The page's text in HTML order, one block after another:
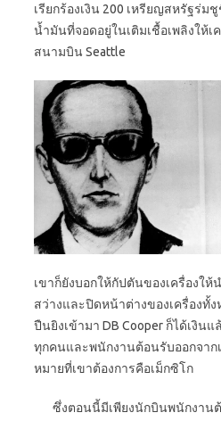
เรียกร้องเงิน 200 เหรียญสหรัฐร่ม
น้ำมันที่จอดอยู่ในเติมเชื้อเพลิงให้เ
สนามบิน Seattle
เขาก็ยังบอกให้กัปตันของเครื่องให้
สว่างและปิดหน้าต่างของเครื่องทั้
ปืนยิงเข้ามา DB Cooper ก็ได้เงิน
ทุกคนและพนักงานต้อนรับออกจาก
หมายที่เขาต้องการคือเม็กซิโก
ซึ่งตอนนี้มีเพียงนักบินพนักงานต้